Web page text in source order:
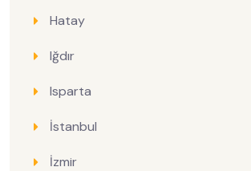
Hatay
Iğdır
Isparta
İstanbul
İzmir